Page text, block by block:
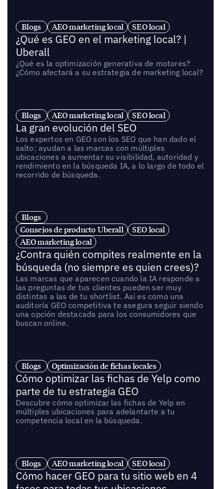
Blogs AEO marketing local SEO local
¿Qué es GEO en el marketing local? |
Uberall
¿Qué es la optimización generativa de motores?
¿Cómo afectará a su estrategia de marketing local?
Blogs AEO marketing local SEO local
La gran evolución del SEO
Los expertos en GEO son los SEO que han dado el
salto: ayudan a las marcas con múltiples
ubicaciones a aumentar su visibilidad, autoridad y
rendimiento en la búsqueda IA, a lo largo de todo el
recorrido de búsqueda.
Blogs
Consejos de producto Uberall
SEO local
AEO marketing local
¿Contra quién compites realmente en la
búsqueda (no siempre es quien crees)?
Las marcas que aparecen cuando la IA responde a
las preguntas de tus clientes pueden ser muy
distintas a las de tu shortlist. Así es como una
auditoría GEO competitiva te asegura seguir siendo
una opción destacada para los consumidores que
buscan online.
Blogs Optimización de fichas locales
Cómo optimizar las fichas de Yelp como
parte de tu estrategia GEO
Descubre cómo optimizar las fichas de Yelp en
múltiples ubicaciones para adelantarte a tu
competencia local en la búsqueda.
Blogs AEO marketing local SEO local
Cómo hacer GEO para tu sitio web en 4